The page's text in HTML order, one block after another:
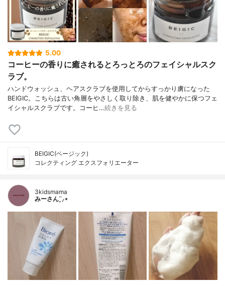
5.00
コーヒーの香りに癒されるとろっとろのフェイシャルスク
ラブ。
ハンドウォッシュ、ヘアスクラブを使用してからすっかり虜になった
BEIGIC。こちらは古い角層をやさしく取り除き、肌を健やかに保つフェ
イシャルスクラブです。コーヒ…続きを見る
BEIGIC(ベージック)
コレクティング エクスフォリエーター
3kidsmama
みーさん¨̮⸝⋆